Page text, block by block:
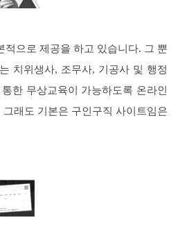
으로 제공을 하고 있습니다. 그 뿐
치위생사, 조무사, 기공사 및 행정
한 무상교육이 가능하도록 온라인
래도 기본은 구인구직 사이트임은